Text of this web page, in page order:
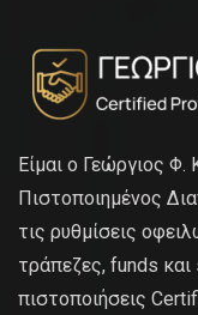
Είμαι ο Γεώργιος Φ.
Πιστοποιημένος
τις ρυθμίσεις
τράπεζες, funds
πιστοποιήσεις